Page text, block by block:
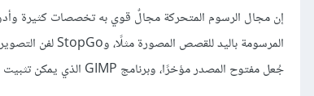
جُعل مفتوح المصدر مؤخرًا، وبرنامج GIMP الذي يمكن تثبيت إضافة GAP للرسوم المتحركة فيه، وغيرهم كثير.